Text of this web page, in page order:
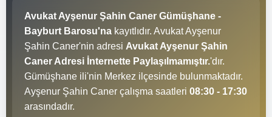
Avukat Ayşenur Şahin Caner Gümüşhane -
Bayburt Barosu'na kayıtlıdır. Avukat Ayşenur
Şahin Caner'nin adresi Avukat Ayşenur Şahin
Caner Adresi İnternette Paylaşılmamıştır.'dır.
Gümüşhane ili'nin Merkez ilçesinde bulunmaktadır.
Ayşenur Şahin Caner çalışma saatleri 08:30 - 17:30
arasındadır.